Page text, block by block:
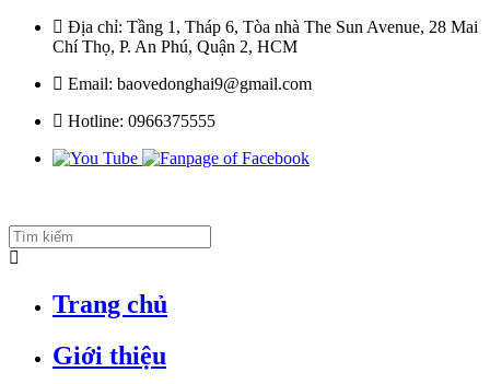
Địa chỉ: Tầng 1, Tháp 6, Tòa nhà The Sun Avenue, 28 Mai
Chí Thọ, P. An Phú, Quận 2, HCM
Email: baovedonghai9@gmail.com
Hotline: 0966375555
Trang chủ
Giới thiệu